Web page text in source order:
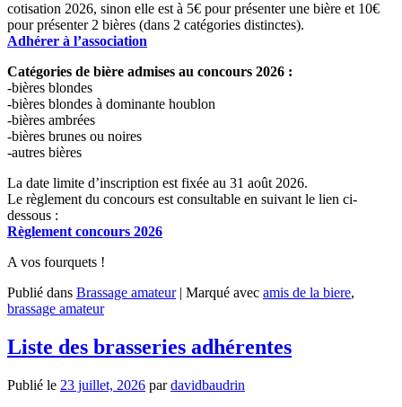
cotisation 2026, sinon elle est à 5€ pour présenter une bière et 10€
pour présenter 2 bières (dans 2 catégories distinctes).
Adhérer à l’association
Catégories de bière admises au concours 2026 :
-bières blondes
-bières blondes à dominante houblon
-bières ambrées
-bières brunes ou noires
-autres bières
La date limite d’inscription est fixée au 31 août 2026.
Le règlement du concours est consultable en suivant le lien ci-
dessous :
Règlement concours 2026
A vos fourquets !
Publié dans Brassage amateur | Marqué avec amis de la biere,
brassage amateur
Liste des brasseries adhérentes
Publié le 23 juillet, 2026 pardavidbaudrin